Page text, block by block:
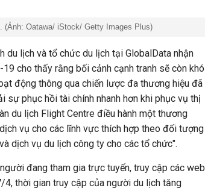
Oatawa/ iStock/ Getty Images Plus)
du lịch và tổ chức du lịch tại GlobalData nhận
cho thấy rằng bối cảnh cạnh tranh sẽ còn khó
động thông qua chiến lược đa thương hiệu đã
sự phục hồi tài chính nhanh hơn khi phục vụ thị
du lịch Flight Centre điều hành một thương
vụ cho các lĩnh vực thích hợp theo đối tượng
dịch vụ du lịch công ty cho các tổ chức".
đang tham gia trực tuyến, truy cập các web
4, thời gian truy cập của người du lịch tăng